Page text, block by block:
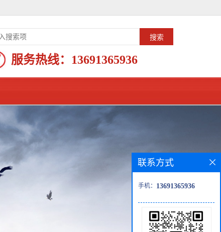
服务热线： 13691365936
联系方式
手机： 13691365936